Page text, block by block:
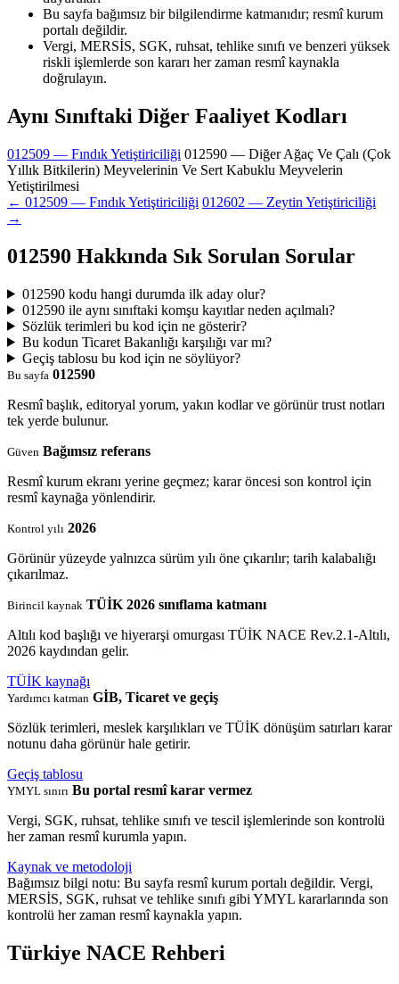
Bu sayfa bağımsız bir bilgilendirme katmanıdır; resmî kurum
portalı değildir.
Vergi, MERSİS, SGK, ruhsat, tehlike sınıfı ve benzeri yüksek
riskli işlemlerde son kararı her zaman resmî kaynakla
doğrulayın.
Aynı Sınıftaki Diğer Faaliyet Kodları
012509 — Fındık Yetiştiriciliği 012590 — Diğer Ağaç Ve Çalı (Çok
Yıllık Bitkilerin) Meyvelerinin Ve Sert Kabuklu Meyvelerin
Yetiştirilmesi
← 012509 — Fındık Yetiştiriciliği 012602 — Zeytin Yetiştiriciliği
→
012590 Hakkında Sık Sorulan Sorular
012590 kodu hangi durumda ilk aday olur?
012590 ile aynı sınıftaki komşu kayıtlar neden açılmalı?
Sözlük terimleri bu kod için ne gösterir?
Bu kodun Ticaret Bakanlığı karşılığı var mı?
Geçiş tablosu bu kod için ne söylüyor?
Bu sayfa 012590
Resmî başlık, editoryal yorum, yakın kodlar ve görünür trust notları
tek yerde bulunur.
Güven Bağımsız referans
Resmî kurum ekranı yerine geçmez; karar öncesi son kontrol için
resmî kaynağa yönlendirir.
Kontrol yılı 2026
Görünür yüzeyde yalnızca sürüm yılı öne çıkarılır; tarih kalabalığı
çıkarılmaz.
Birincil kaynak TÜİK 2026 sınıflama katmanı
Altılı kod başlığı ve hiyerarşi omurgası TÜİK NACE Rev.2.1-Altılı,
2026 kaydından gelir.
TÜİK kaynağı
Yardımcı katman GİB, Ticaret ve geçiş
Sözlük terimleri, meslek karşılıkları ve TÜİK dönüşüm satırları karar
notunu daha görünür hale getirir.
Geçiş tablosu
YMYL sınırı Bu portal resmî karar vermez
Vergi, SGK, ruhsat, tehlike sınıfı ve tescil işlemlerinde son kontrolü
her zaman resmî kurumla yapın.
Kaynak ve metodoloji
Bağımsız bilgi notu: Bu sayfa resmî kurum portalı değildir. Vergi,
MERSİS, SGK, ruhsat ve tehlike sınıfı gibi YMYL kararlarında son
kontrolü her zaman resmî kaynakla yapın.
Türkiye NACE Rehberi